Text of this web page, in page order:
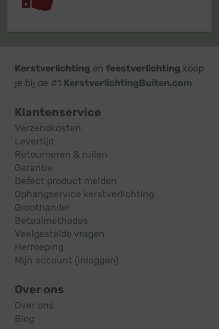
Kerstverlichting en feestverlichting koop
je bij de #1 KerstverlichtingBuiten.com
Klantenservice
Verzendkosten
Levertijd
Retourneren & ruilen
Garantie
Defect product melden
Ophangservice kerstverlichting
Groothandel
Betaalmethodes
Veelgestelde vragen
Herroeping
Mijn account (inloggen)
Over ons
Over ons
Blog